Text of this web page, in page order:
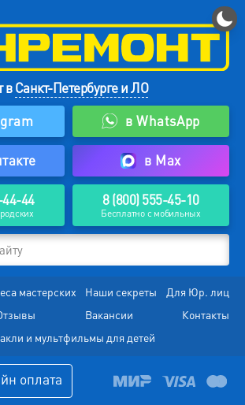
вСанкт-Петербурге и ЛО
в WhatsApp
в Max
44-44 8 (800) 555-45-10
Бесплатно с мобильных
мастерских Наши секреты
Для Юр. лиц
Вакансии
Контакты
и мультфильмы для детей
оплата